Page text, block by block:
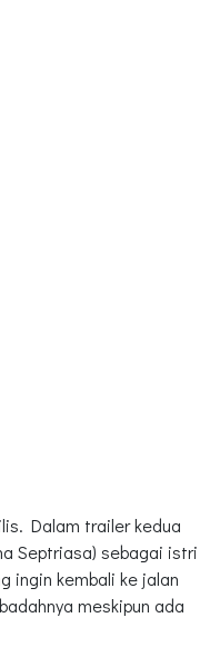
Dalam trailer kedua
Septriasa) sebagai istri
ingin kembali ke jalan
meskipun ada